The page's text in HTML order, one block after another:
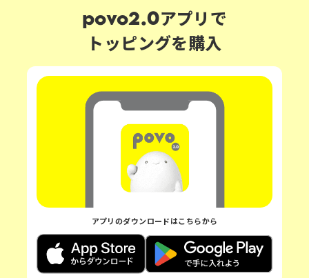
povo2.0アプリで
トッピングを購入
アプリのダウンロードはこちらから